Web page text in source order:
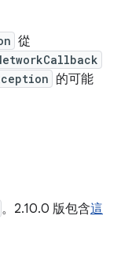
從
的可能
。2.10.0 版包含這